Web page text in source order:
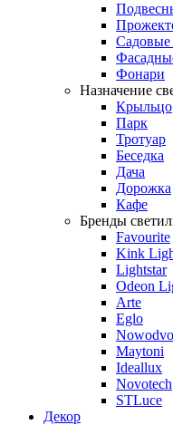
Садовые
Фонари
Назначение
Крыльцо
Парк
Тротуар
Беседка
Дача
Дорожка
Кафе
Бренды
Favourite
Kink
Lightstar
Odeon
Arte
Eglo
Maytoni
Ideallux
Novotech
STLuce
Декор